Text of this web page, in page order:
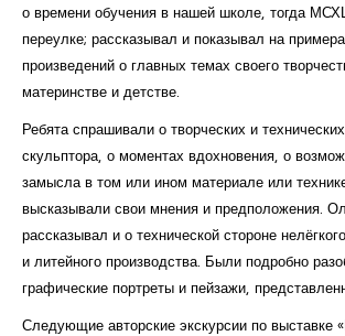
о времени обучения в нашей школе, тогда
переулке; рассказывал и показывал на
произведений о главных темах своего
материнстве и детстве.
Ребята спрашивали о творческих и
скульптора, о моментах вдохновения, о
замысла в том или ином материале или
высказывали свои мнения и предположения.
рассказывал и о технической стороне
и литейного производства. Были подробно
графические портреты и пейзажи,
Следующие авторские экскурсии по